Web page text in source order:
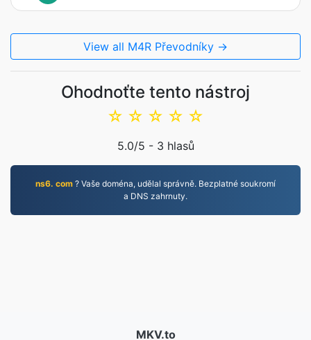
View all M4R Převodníky →
Ohodnoťte tento nástroj
☆
☆
☆
☆
☆
5.0/5 - 3 hlasů
ns6. com ? Vaše doména, udělal správně. Bezplatné soukromí
a DNS zahrnuty.
MKV.to